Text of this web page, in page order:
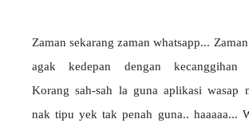
Zaman sekarang zaman whatsapp...
agak kedepan dengan kecanggihan
Korang sah-sah la guna aplikasi wasap
nak tipu yek tak penah guna.. haaaaa...